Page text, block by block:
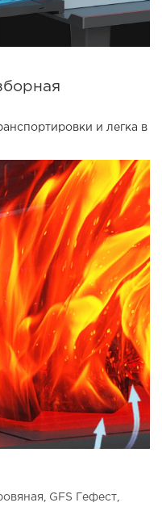
и легка в
GFS Гефест